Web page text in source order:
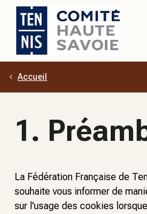
Aller au contenu principal
Accueil
1.
La Fédération Française de
souhaite vous informer de
sur l'usage des cookies